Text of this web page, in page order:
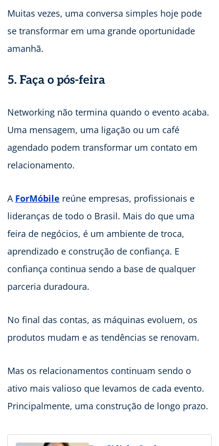
Muitas vezes, uma conversa simples hoje pode
se transformar em uma grande oportunidade
amanhã.
5. Faça o pós-feira
Networking não termina quando o evento acaba.
Uma mensagem, uma ligação ou um café
agendado podem transformar um contato em
relacionamento.
A ForMóbile reúne empresas, profissionais e
lideranças de todo o Brasil. Mais do que uma
feira de negócios, é um ambiente de troca,
aprendizado e construção de confiança. E
confiança continua sendo a base de qualquer
parceria duradoura.
No final das contas, as máquinas evoluem, os
produtos mudam e as tendências se renovam.
Mas os relacionamentos continuam sendo o
ativo mais valioso que levamos de cada evento.
Principalmente, uma construção de longo prazo.